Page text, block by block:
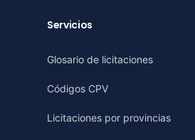
Servicios
Glosario de licitaciones
Códigos CPV
Licitaciones por provincias